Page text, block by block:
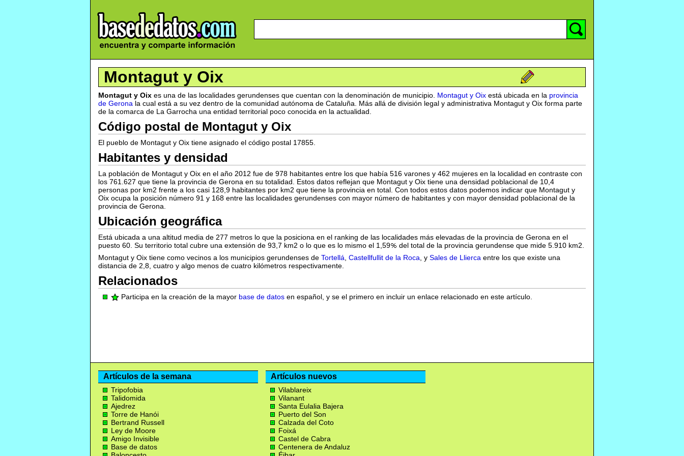
Montagut y Oix
Montagut y Oix es una de las localidades gerundenses que cuentan con la denominación de municipio. Montagut y Oix está ubicada en la provincia
de Gerona la cual está a su vez dentro de la comunidad autónoma de Cataluña. Más allá de división legal y administrativa Montagut y Oix forma parte
de la comarca de La Garrocha una entidad territorial poco conocida en la actualidad.
Código postal de Montagut y Oix
El pueblo de Montagut y Oix tiene asignado el código postal 17855.
Habitantes y densidad
La población de Montagut y Oix en el año 2012 fue de 978 habitantes entre los que había 516 varones y 462 mujeres en la localidad en contraste con
los 761.627 que tiene la provincia de Gerona en su totalidad. Estos datos reflejan que Montagut y Oix tiene una densidad poblacional de 10,4
personas por km2 frente a los casi 128,9 habitantes por km2 que tiene la provincia en total. Con todos estos datos podemos indicar que Montagut y
Oix ocupa la posición número 91 y 168 entre las localidades gerundenses con mayor número de habitantes y con mayor densidad poblacional de la
provincia de Gerona.
Ubicación geográfica
Está ubicada a una altitud media de 277 metros lo que la posiciona en el ranking de las localidades más elevadas de la provincia de Gerona en el
puesto 60. Su territorio total cubre una extensión de 93,7 km2 o lo que es lo mismo el 1,59
del total de la provincia gerundense que mide 5.910 km2.
Montagut y Oix tiene como vecinos a los municipios gerundenses de Tortellá Castellfullit de la Roca , y Sales de Llierca entre los que existe una
distancia de 2,8, cuatro y algo menos de cuatro kilómetros respectivamente.
Relacionados
Participa en la creación de la mayor base de datos en español, y se el primero en incluir un enlace relacionado en este artículo.
Artículos de la semana
Tripofobia
Talidomida
Ajedrez
Torre de Hanói
Bertrand Russell
Ley de Moore
Amigo Invisible
Base de datos
Artículos nuevos
Vilablareix
Vilanant
Santa Eulalia Bajera
Puerto del Son
Calzada del Coto
Foixá
Castel de Cabra
Centenera de Andaluz